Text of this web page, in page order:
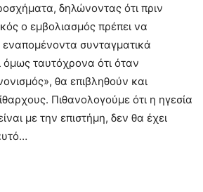
δηλώνοντας ότι πριν
ο εμβολιασμός πρέπει να
εναπομένοντα συνταγματικά
ταυτόχρονα ότι όταν
θα επιβληθούν και
Πιθανολογούμε ότι η ηγεσία
με την επιστήμη, δεν θα έχει